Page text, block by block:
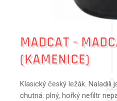
MADCAT –
(KAMENICE)
Klasický český ležák. Naladili
chutná: plný, hořký nefiltr